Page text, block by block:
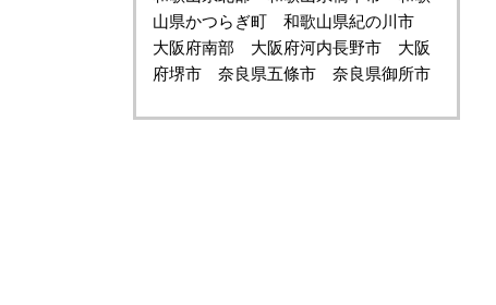
山県かつらぎ町 和歌山県紀の川市
大阪府南部 大阪府河内長野市 大阪
府堺市 奈良県五條市 奈良県御所市